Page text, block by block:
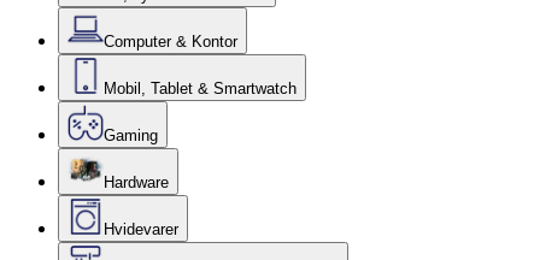
Computer & Kontor
Mobil, Tablet & Smartwatch
Gaming
Hardware
Hvidevarer